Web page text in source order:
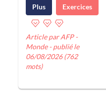
Plus Exercices
Article par AFP -
Monde - publié le
06/08/2026 (762
mots)